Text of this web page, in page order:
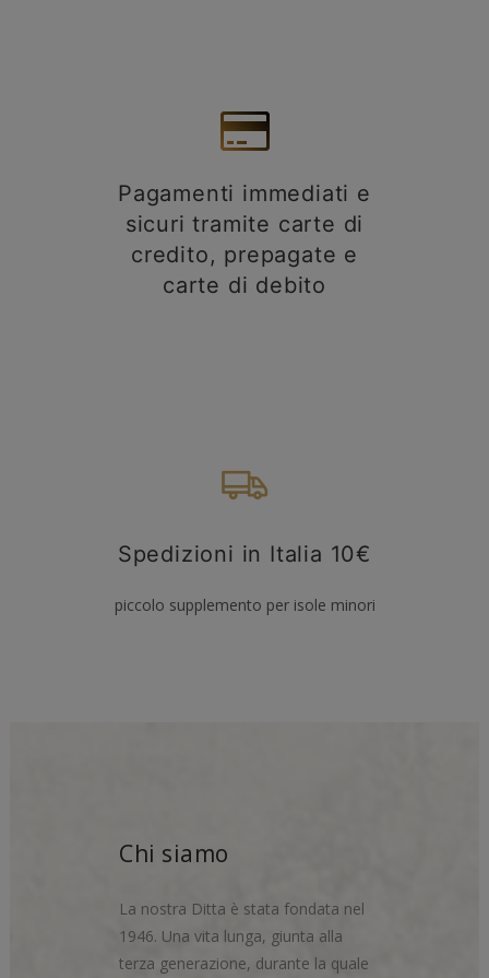
Pagamenti immediati e
sicuri tramite carte di
credito, prepagate e
carte di debito
Spedizioni in Italia 10€
piccolo supplemento per isole minori
Chi siamo
La nostra Ditta è stata fondata nel
1946. Una vita lunga, giunta alla
terza generazione, durante la quale